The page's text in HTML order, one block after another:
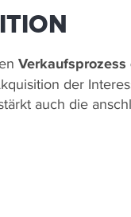
der
auch die